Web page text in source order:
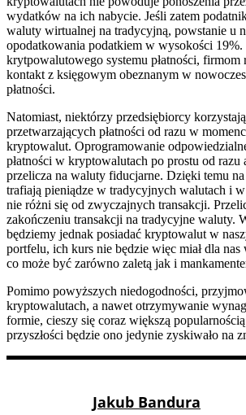
wydatków na ich nabycie. Jeśli zatem
waluty wirtualnej na tradycyjną, powstanie u
opodatkowania podatkiem w wysokości 19%.
krytpowalutowego systemu płatności, firmom
kontakt z księgowym obeznanym w
płatności.
Natomiast, niektórzy przedsiębiorcy
przetwarzających płatności od razu w
kryptowalut. Oprogramowanie
płatności w kryptowalutach po prostu od razu
przelicza na waluty fiducjarne. Dzięki temu
trafiają pieniądze w tradycyjnych walutach i
nie różni się od zwyczajnych transakcji.
zakończeniu transakcji na tradycyjne waluty.
będziemy jednak posiadać kryptowalut w
portfelu, ich kurs nie będzie więc miał dla nas
co może być zarówno zaletą jak i
Pomimo powyższych niedogodności,
kryptowalutach, a nawet otrzymywanie
formie, cieszy się coraz większą
przyszłości będzie ono jedynie zyskiwało na
Jakub Bandura